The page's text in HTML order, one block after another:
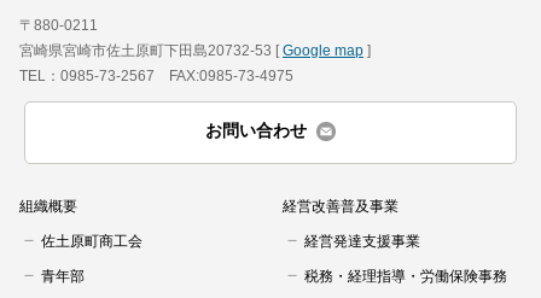
〒880-0211
宮崎県宮崎市佐土原町下田島20732-53 [Google map ]
TEL：0985-73-2567 FAX:0985-73-4975
お問い合わせ
組織概要
佐土原町商工会
青年部
経営改善普及事業
経営発達支援事業
税務・経理指導・労働保険事務